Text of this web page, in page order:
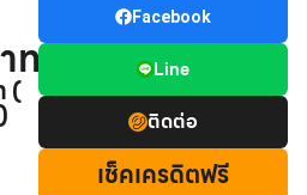
ท
(
Facebook
Line
ติดต่อ
เช็คเครดิตฟรี